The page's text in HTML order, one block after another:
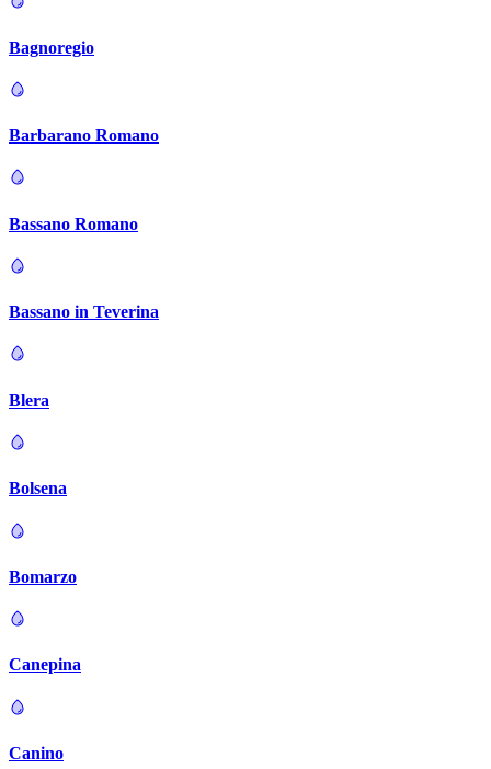
Bagnoregio
Barbarano Romano
Bassano Romano
Bassano in Teverina
Blera
Bolsena
Bomarzo
Canepina
Canino